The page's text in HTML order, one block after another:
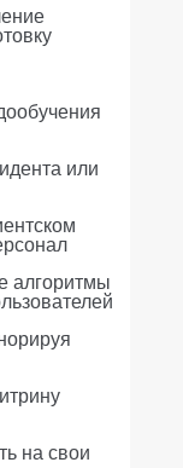
или
алгоритмы
на свои